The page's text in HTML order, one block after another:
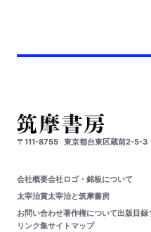
〒111-8755 東京都台東区蔵前2-5-3
会社概要会社ロゴ・銘板について
太宰治賞太宰治と筑摩書房
お問い合わせ著作権について出版目録
リンク集サイトマップ